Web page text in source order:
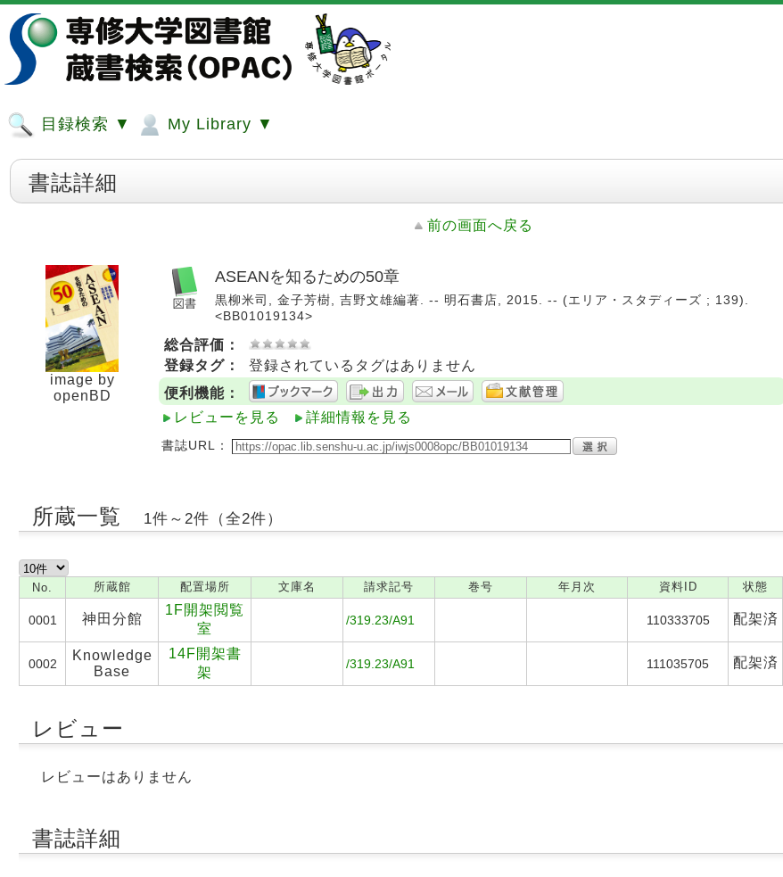
目録検索 ▼ My Library ▼
書誌詳細
前の画面へ戻る
image by
openBD
ASEANを知るための50章
黒柳米司, 金子芳樹, 吉野文雄編著. -- 明石書店, 2015. -- (エリア・スタディーズ ; 139).
<BB01019134>
総合評価：
登録タグ：
登録されているタグはありません
便利機能：
レビューを見る
詳細情報を見る
書誌URL：
所蔵一覧 1件～2件（全2件）
No. 所蔵館 配置場所 文庫名 請求記号 巻号 年月次 資料ID 状態
0001 神田分館
1F開架閲覧
室
/319.23/A91 110333705 配架済
0002
Knowledge
Base
14F開架書
架
/319.23/A91 111035705 配架済
レビュー
レビューはありません
書誌詳細